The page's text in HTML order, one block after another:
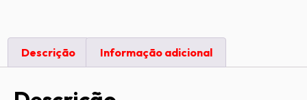
Descrição Informação adicional